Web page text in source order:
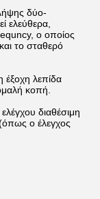
δύο-
ελεύθερα,
ο οποίος
το σταθερό
έξοχη λεπίδα
κοπή.
διαθέσιμη
ο έλεγχος